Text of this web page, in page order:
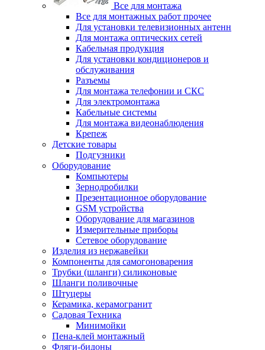
Все для монтажа
Все для монтажных работ прочее
Для установки телевизионных антенн
Для монтажа оптических сетей
Кабельная продукция
Для установки кондиционеров и
обслуживания
Разъемы
Для монтажа телефонии и СКС
Для электромонтажа
Кабельные системы
Для монтажа видеонаблюдения
Крепеж
Детские товары
Подгузники
Оборудование
Компьютеры
Зернодробилки
Презентационное оборудование
GSM устройства
Оборудование для магазинов
Измерительные приборы
Сетевое оборудование
Изделия из нержавейки
Компоненты для самогоноварения
Трубки (шланги) силиконовые
Шланги поливочные
Штуцеры
Керамика, керамогранит
Садовая Техника
Минимойки
Пена-клей монтажный
Фляги-бидоны